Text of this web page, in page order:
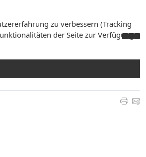
zu verbessern (Tracking
der Seite zur Verfügung